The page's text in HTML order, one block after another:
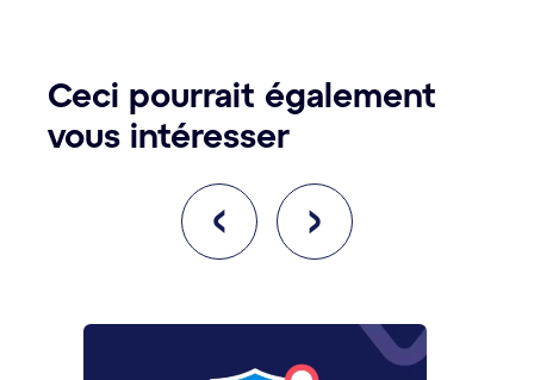
Ceci pourrait également
vous intéresser